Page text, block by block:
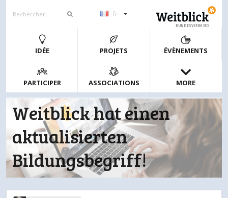
fr
BUNDESVERBAND
IDÉE PROJETS ÉVÈNEMENTS
PARTICIPER ASSOCIATIONS MORE
Weitblick hat einen
aktualisierten
Bildungsbegriff!